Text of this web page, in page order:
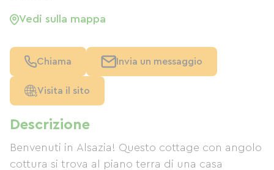
Descrizione
Benvenuti in Alsazia! Questo cottage con angolo
cottura si trova al piano terra di una casa
Vedi sulla mappa
Chiama Invia un messaggio
Visita il sito